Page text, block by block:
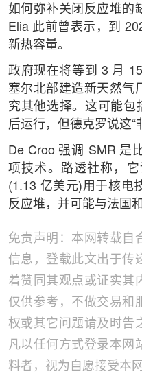
如何弥补关闭反应堆的
Elia 此前曾表示，到
新热容量。
政府现在将等到 3 月
塞尔北部建造新天然气
究其他选择。这可能包
后运行，但德克罗说这“
De Croo 强调 SMR 是
项技术。路透社称，
(1.13 亿美元)用于核电
反应堆，并可能与法国
免责声明：本网转载自
信息，登载此文出于传
着赞同其观点或证实其
仅供参考，不做交易和
权或其它问题请及时告
凡以任何方式登录本网
料者，视为自愿接受本